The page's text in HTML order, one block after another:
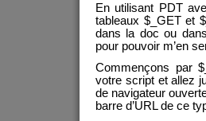
En utilisant PDT
tableaux $_GET et
dans la doc ou
pour pouvoir m’en
Commençons par
votre script et allez
de navigateur
barre d’URL de ce